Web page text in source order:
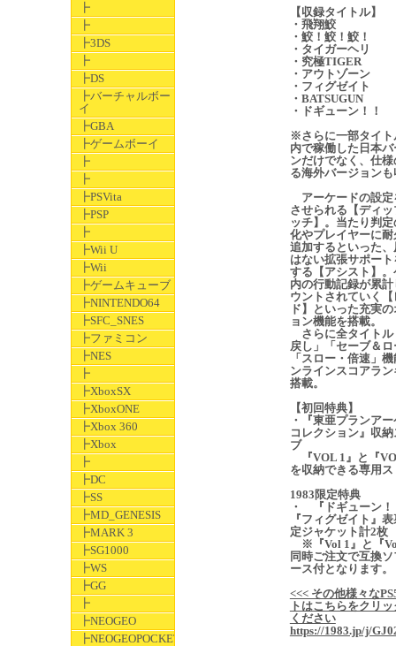
┣
┣
┣3DS
┣
┣DS
┣バーチャルボー
イ
┣GBA
┣ゲームボーイ
┣
┣
┣PSVita
┣PSP
┣
┣Wii U
┣Wii
┣ゲームキューブ
┣NINTENDO64
┣SFC_SNES
┣ファミコン
┣NES
┣
┣XboxSX
┣XboxONE
┣Xbox 360
┣Xbox
┣
┣DC
┣SS
┣MD_GENESIS
┣MARK 3
┣SG1000
┣WS
┣GG
┣
┣NEOGEO
┣NEOGEOPOCKET
【収録タイトル】
・飛翔鮫
・鮫！鮫！鮫！
・タイガーヘリ
・究極TIGER
・アウトゾーン
・フィグゼイト
・BATSUGUN
・ドギューン！！
※さらに一部タイト
内で稼働した日本
ンだけでなく、仕
る海外バージョンも
アーケードの設定
させられる【ディ
ッチ】。当たり判
化やプレイヤーに耐
追加するといった、
はない拡張サポー
する【アシスト】。
内の行動記録が累
ウントされていく
ド】といった充実
ョン機能を搭載。
さらに全タイトル
戻し」「セーブ＆
「スロー・倍速」
ンラインスコアラ
搭載。
【初回特典】
・『東亜プランア
コレクション』収
ブ
『VOL 1』と『
を収納できる専用
1983限定特典
・ 『ドギューン！
『フィグゼイト』
定ジャケット計2枚
※『Vol 1』と『
同時ご注文で互換
ース付となります。
<<< その他様々な
トはこちらをクリ
ください
https://1983.jp/j/